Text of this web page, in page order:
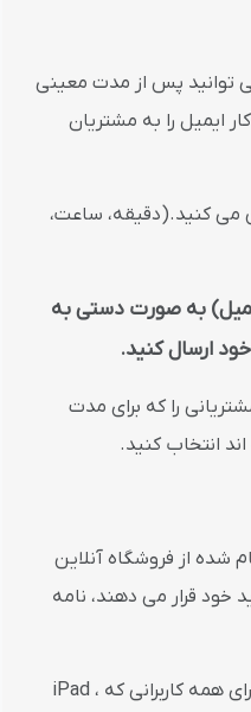
توانید پس از مدت معینی
ایمیل را به مشتریان
می کنید.(دقیقه، ساعت،
به صورت دستی به
ارسال کنید.
را که برای مدت
انتخاب کنید.
شده از فروشگاه آنلاین
خود قرار می دهند، نامه
به عنوان مثال شما می خواهید برای همه کاربرانی که iPad ،